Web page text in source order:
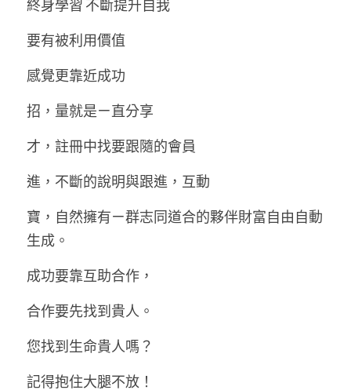
終身學習 不斷提升自我
要有被利用價值
感覺更靠近成功
招，量就是ㄧ直分享
才，註冊中找要跟隨的會員
進，不斷的說明與跟進，互動
寶，自然擁有ㄧ群志同道合的夥伴財富自由自動
生成。
成功要靠互助合作，
合作要先找到貴人。
您找到生命貴人嗎？
記得抱住大腿不放！